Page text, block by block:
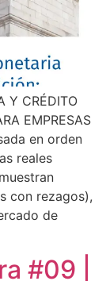
Y CRÉDITO
EMPRESAS
en orden
reales
con rezagos),
de
#09 |